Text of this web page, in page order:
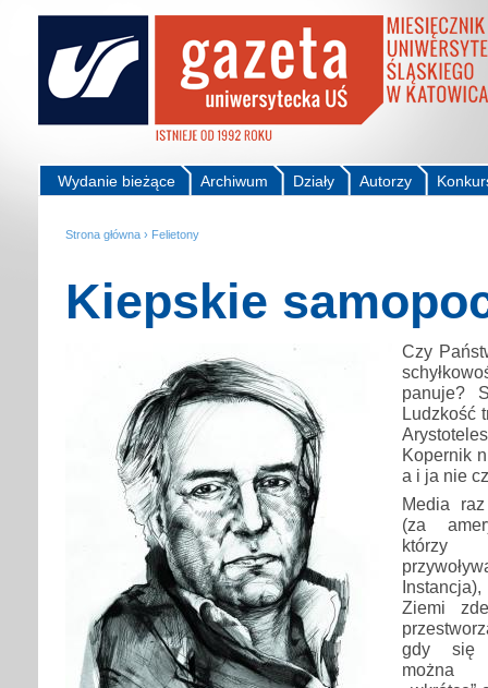
Autorzy
Działy
Archiwum
Wydanie bieżące
Strona główna › Felietony
Kiepskie
Czy
panuje?
Ludzkość
Kopernik
a i ja nie
Media
(za
którzy
Ziemi
gdy się
można